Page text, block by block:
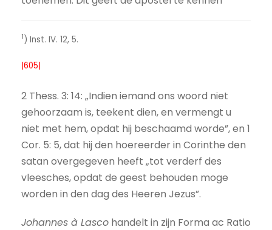
1) Inst. IV. 12, 5.
|605|
2 Thess. 3: 14: „Indien iemand ons woord niet
gehoorzaam is, teekent dien, en vermengt u
niet met hem, opdat hij beschaamd worde”, en 1
Cor. 5: 5, dat hij den hoereerder in Corinthe den
satan overgegeven heeft „tot verderf des
vleesches, opdat de geest behouden moge
worden in den dag des Heeren Jezus”.
Johannes à Lasco handelt in zijn Forma ac Ratio